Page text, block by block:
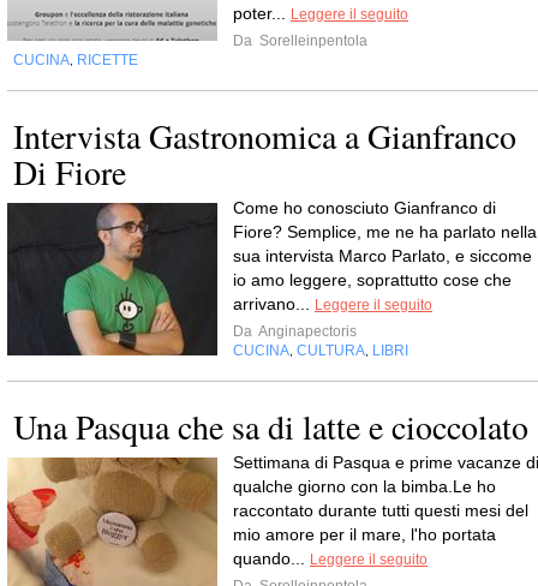
poter...
Leggere il seguito
Da Sorelleinpentola
CUCINA RICETTE
Intervista Gastronomica a Gianfranco
Di Fiore
Come ho conosciuto Gianfranco di
Fiore? Semplice, me ne ha parlato nella
sua intervista Marco Parlato, e siccome
io amo leggere, soprattutto cose che
arrivano...
Leggere il seguito
Da Anginapectoris
CUCINA CULTURA LIBRI
Una Pasqua che sa di latte e cioccolato
Settimana di Pasqua e prime vacanze di
qualche giorno con la bimba.Le ho
raccontato durante tutti questi mesi del
mio amore per il mare, l'ho portata
quando...
Leggere il seguito